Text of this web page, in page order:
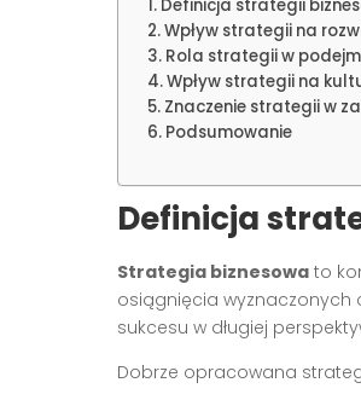
Definicja strategii
Wpływ strategii na
Rola strategii w
Wpływ strategii na
Znaczenie strategii w
Podsumowanie
Definicja
Strategia biznesowa to
osiągnięcia wyznaczonych
sukcesu w długiej
Dobrze opracowana